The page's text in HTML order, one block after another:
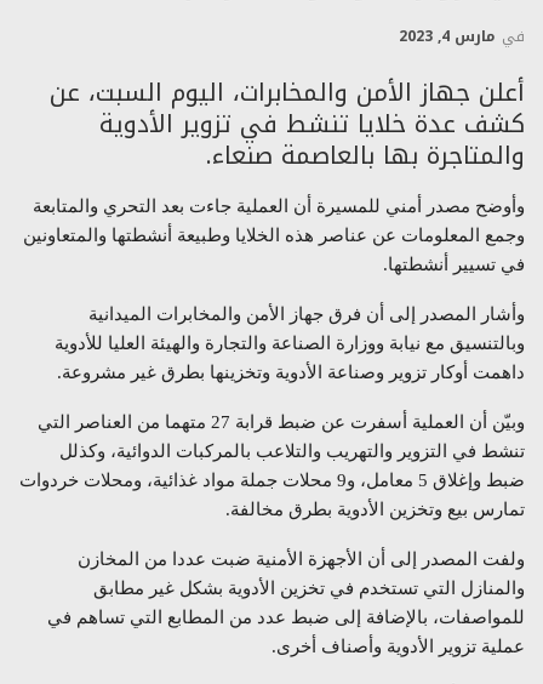
في مارس 4, 2023
أعلن جهاز الأمن والمخابرات، اليوم السبت، عن
كشف عدة خلايا تنشط في تزوير الأدوية
والمتاجرة بها بالعاصمة صنعاء.
وأوضح مصدر أمني للمسيرة أن العملية جاءت بعد التحري والمتابعة
وجمع المعلومات عن عناصر هذه الخلايا وطبيعة أنشطتها والمتعاونين
في تسيير أنشطتها.
وأشار المصدر إلى أن فرق جهاز الأمن والمخابرات الميدانية
وبالتنسيق مع نيابة ووزارة الصناعة والتجارة والهيئة العليا للأدوية
داهمت أوكار تزوير وصناعة الأدوية وتخزينها بطرق غير مشروعة.
وبيّن أن العملية أسفرت عن ضبط قرابة 27 متهما من العناصر التي
تنشط في التزوير والتهريب والتلاعب بالمركبات الدوائية، وكذلل
ضبط وإغلاق 5 معامل، و9 محلات جملة مواد غذائية، ومحلات خردوات
تمارس بيع وتخزين الأدوية بطرق مخالفة.
ولفت المصدر إلى أن الأجهزة الأمنية ضبت عددا من المخازن
والمنازل التي تستخدم في تخزين الأدوية بشكل غير مطابق
للمواصفات، بالإضافة إلى ضبط عدد من المطابع التي تساهم في
عملية تزوير الأدوية وأصناف أخرى.